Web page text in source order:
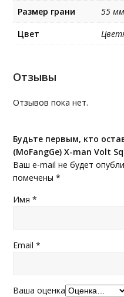
Размер грани
55 мм
Цвет
Отзывы
Отзывов пока нет.
Будьте первым, кто
(MoFangGe) X-man Volt
Ваш e-mail не будет
помечены*
Имя*
Email*
Ваша оценка